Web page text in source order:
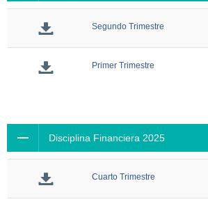
Segundo Trimestre
Primer Trimestre
Disciplina Financiera 2025
Cuarto Trimestre